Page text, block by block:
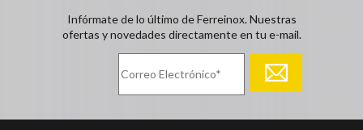
Infórmate de lo último de Ferreinox. Nuestras
ofertas y novedades directamente en tu e-mail.